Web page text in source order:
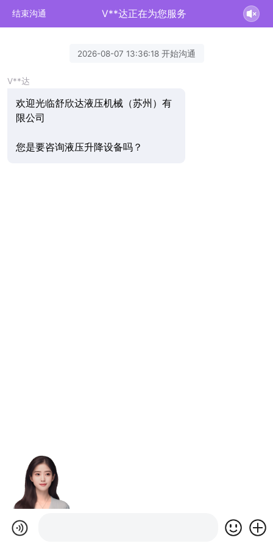
结束沟通 V**达正在为您服务
2026-08-07 13:36:18 开始沟通
V**达
欢迎光临舒欣达液压机械（苏州）有
限公司
您是要咨询液压升降设备吗？